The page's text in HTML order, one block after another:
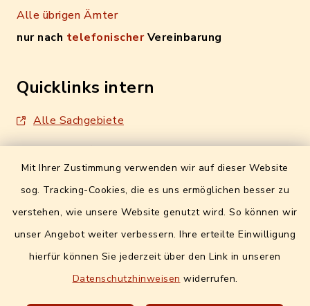
Mit Ihrer Zustimmung verwenden wir auf dieser Website
sog. Tracking-Cookies, die es uns ermöglichen besser zu
verstehen, wie unsere Website genutzt wird. So können wir
unser Angebot weiter verbessern. Ihre erteilte Einwilligung
hierfür können Sie jederzeit über den Link in unseren
Datenschutzhinweisen widerrufen.
Alle übrigen Ämter
nur nach telefonischerVereinbarung
Quicklinks intern
Alle Sachgebiete
Formulare / Onlinedienste
Info- und Mitteilungsblatt
Quicklinks extern
Landratsamt Erlangen-Höchstadt